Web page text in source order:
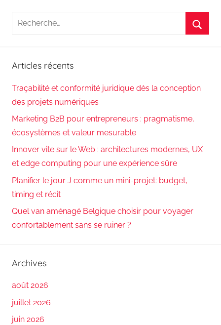
Recherche
Articles récents
Traçabilité et conformité juridique dès la conception
des projets numériques
Marketing B2B pour entrepreneurs : pragmatisme,
écosystèmes et valeur mesurable
Innover vite sur le Web : architectures modernes, UX
et edge computing pour une expérience sûre
Planifier le jour J comme un mini-projet: budget,
timing et récit
Quel van aménagé Belgique choisir pour voyager
confortablement sans se ruiner ?
Archives
août 2026
juillet 2026
juin 2026